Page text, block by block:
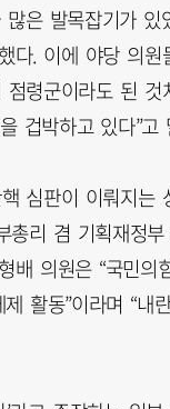
은 발목잡기가
. 이에 야당 의원
령군이라도 된
겁박하고 있다”고
심판이 이뤄지는
총리 겸 기획재정
의원은 “국민
활동”이라며 “내